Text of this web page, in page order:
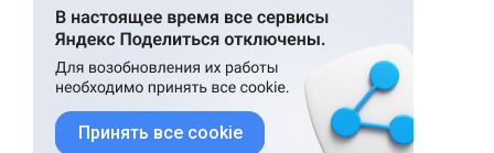
Принять все cookie